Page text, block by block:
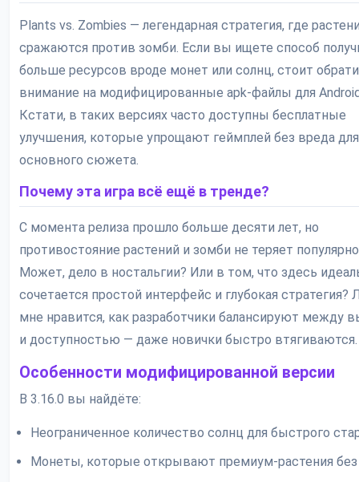
Plants vs. Zombies — легендарная стратегия, где
сражаются против зомби. Если вы ищете способ
больше ресурсов вроде монет или солнц, стоит
внимание на модифицированные apk-файлы для
Кстати, в таких версиях часто доступны бесплатные
улучшения, которые упрощают геймплей без вреда для
основного сюжета.
Почему эта игра всё ещё в тренде?
С момента релиза прошло больше десяти лет, но
противостояние растений и зомби не теряет
Может, дело в ностальгии? Или в том, что здесь
сочетается простой интерфейс и глубокая стратегия?
мне нравится, как разработчики балансируют между
и доступностью — даже новички быстро втягиваются.
Особенности модифицированной версии
В 3.16.0 вы найдёте:
Неограниченное количество солнц для быстрого
Монеты, которые открывают премиум-растения без